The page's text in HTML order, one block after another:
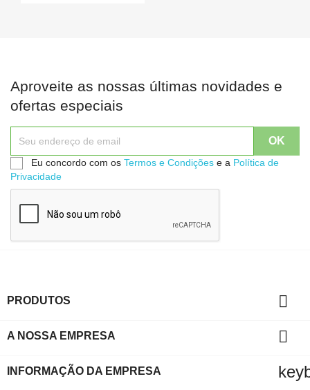
Aproveite as nossas últimas novidades e
ofertas especiais
Eu concordo com os Termos e Condições e a Política de
Privacidade
PRODUTOS 
A NOSSA EMPRESA 
INFORMAÇÃO DA EMPRESA